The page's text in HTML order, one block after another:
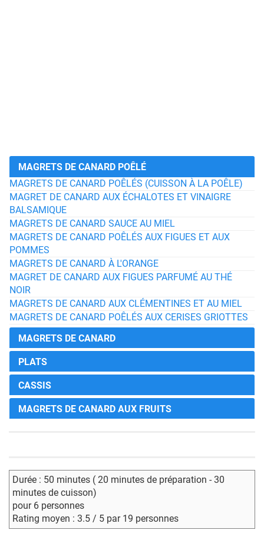
MAGRETS DE CANARD POÊLÉ
MAGRETS DE CANARD POÊLÉS (CUISSON À LA POÊLE)
MAGRET DE CANARD AUX ÉCHALOTES ET VINAIGRE
BALSAMIQUE
MAGRETS DE CANARD SAUCE AU MIEL
MAGRETS DE CANARD POÊLÉS AUX FIGUES ET AUX
POMMES
MAGRETS DE CANARD À L'ORANGE
MAGRET DE CANARD AUX FIGUES PARFUMÉ AU THÉ
NOIR
MAGRETS DE CANARD AUX CLÉMENTINES ET AU MIEL
MAGRETS DE CANARD POÊLÉS AUX CERISES GRIOTTES
MAGRETS DE CANARD
PLATS
CASSIS
MAGRETS DE CANARD AUX FRUITS
Durée : 50 minutes ( 20 minutes de préparation - 30
minutes de cuisson)
pour 6 personnes
Rating moyen : 3.5 / 5 par 19 personnes